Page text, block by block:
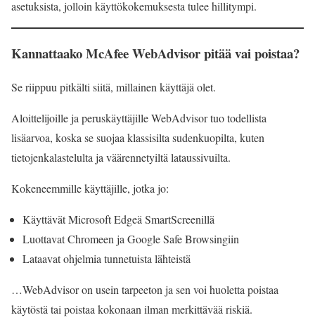
asetuksista, jolloin käyttökokemuksesta tulee hillitympi.
Kannattaako McAfee WebAdvisor pitää vai poistaa?
Se riippuu pitkälti siitä, millainen käyttäjä olet.
Aloittelijoille ja peruskäyttäjille WebAdvisor tuo todellista
lisäarvoa, koska se suojaa klassisilta sudenkuopilta, kuten
tietojenkalastelulta ja väärennetyiltä lataussivuilta.
Kokeneemmille käyttäjille, jotka jo:
Käyttävät Microsoft Edgeä SmartScreenillä
Luottavat Chromeen ja Google Safe Browsingiin
Lataavat ohjelmia tunnetuista lähteistä
…WebAdvisor on usein tarpeeton ja sen voi huoletta poistaa
käytöstä tai poistaa kokonaan ilman merkittävää riskiä.